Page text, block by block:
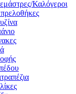
Καλόγεροι